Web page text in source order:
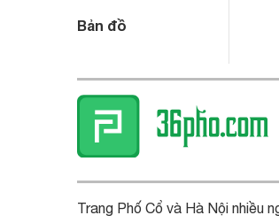
Bản đồ
Trang Phố Cổ và Hà Nội nhiều